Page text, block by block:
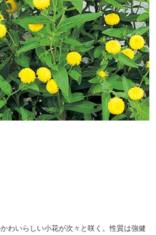
わいらしい小花が次々と咲く。性質は強健